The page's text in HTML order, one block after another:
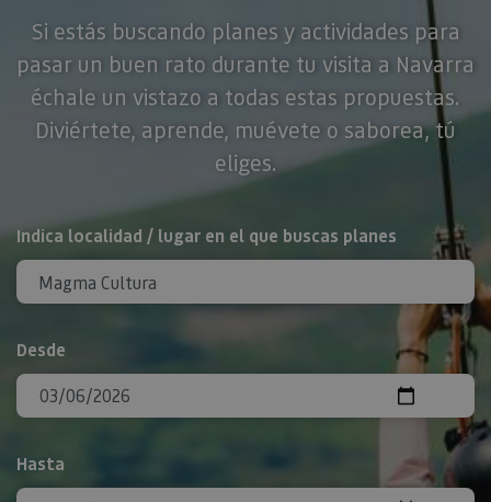
Si estás buscando planes y actividades para
pasar un buen rato durante tu visita a Navarra
échale un vistazo a todas estas propuestas.
Diviértete, aprende, muévete o saborea, tú
eliges.
BUSCAR
Indica localidad / lugar en el que buscas planes
Desde
Hasta